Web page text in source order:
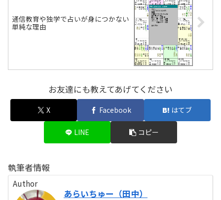
通信教育や独学で占いが身につかない
単純な理由
お友達にも教えてあげてください
X Facebook はてブ
LINE コピー
執筆者情報
Author
あらいちゅー（田中）